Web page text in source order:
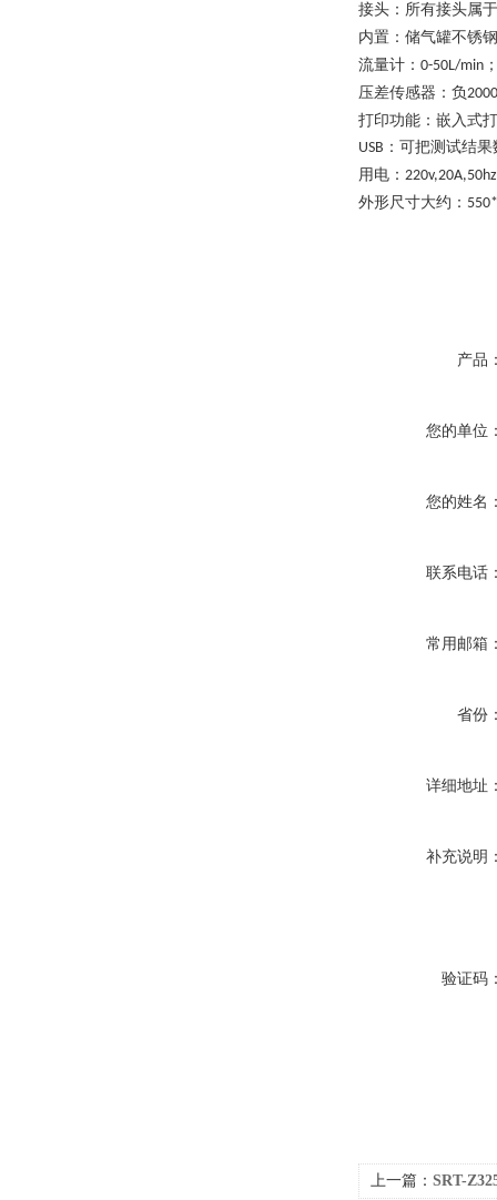
接头：所有接头属
内置：储气罐不锈
流量计： 0-50L/min
压差传感器：负
打印功能：嵌入式
USB ：可把测试结
用电：
外形尺寸大约：
产品
您的单位
您的姓名
联系电话
常用邮箱
省份
详细地址
补充说明
验证码
上一篇： SRT-